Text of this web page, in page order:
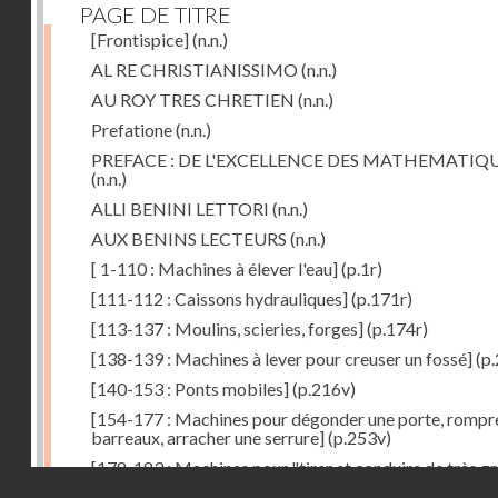
PAGE DE TITRE
[Frontispice](n.n.)
AL RE CHRISTIANISSIMO (n.n.)
AU ROY TRES CHRETIEN (n.n.)
Prefatione(n.n.)
PREFACE : DE L'EXCELLENCE DES
(n.n.)
ALLI BENINI LETTORI (n.n.)
AUX BENINS LECTEURS (n.n.)
[ 1-110 : Machines à élever l'eau](p.1r)
[111-112 : Caissons hydrauliques](p.171r)
[113-137 : Moulins, scieries, forges](p.174r)
[138-139 : Machines à lever pour creuser un fossé]
[140-153 : Ponts mobiles](p.216v)
[154-177 : Machines pour dégonder une porte,
barreaux, arracher une serrure](p.253v)
[178-183 : Machines pour "tirer et conduire de très